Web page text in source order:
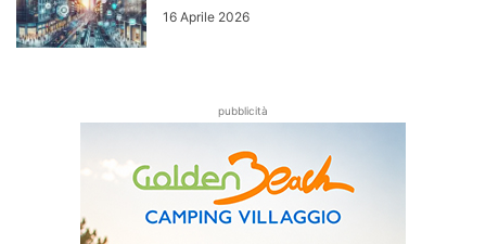
16 Aprile 2026
pubblicità